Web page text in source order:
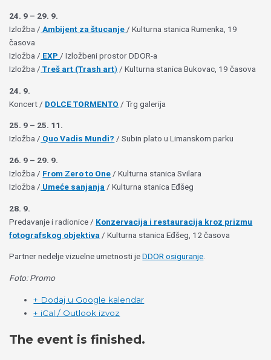
24. 9 – 29. 9.
Izložba / Ambijent za štucanje / Kulturna stanica Rumenka, 19
časova
Izložba / EXP / Izložbeni prostor DDOR-a
Izložba / Treš art (Trash art) / Kulturna stanica Bukovac, 19 časova
24. 9.
Koncert / DOLCE TORMENTO / Trg galerija
25. 9 – 25. 11.
Izložba / Quo Vadis Mundi? / Subin plato u Limanskom parku
26. 9 – 29. 9.
Izložba / From Zero to One / Kulturna stanica Svilara
Izložba / Umeće sanjanja / Kulturna stanica Eđšeg
28. 9.
Predavanje i radionice / Konzervacija i restauracija kroz prizmu
fotografskog objektiva / Kulturna stanica Eđšeg, 12 časova
Partner nedelje vizuelne umetnosti jeDDOR osiguranje.
Foto: Promo
+ Dodaj u Google kalendar
+ iCal / Outlook izvoz
The event is finished.